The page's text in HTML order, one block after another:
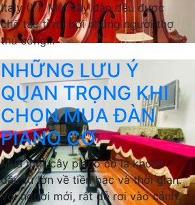
Italy (Ý). Mỗi cây đàn đều được
chế tác tỉ mỉ bởi những người thợ
thủ công...
NHỮNG LƯU Ý
QUAN TRỌNG KHI
CHỌN MUA ĐÀN
PIANO CƠ
Mua một cây piano cơ là khoản
đầu tư lớn về tiền bạc và thời gian.
Với người mới, rất dễ rơi vào cảnh: